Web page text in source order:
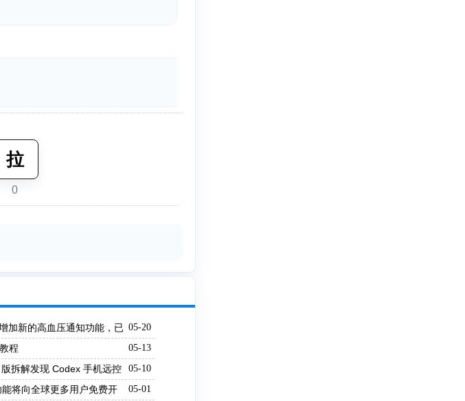
拉
0
05-20
加新的高血压通知功能，已
05-13
程
05-10
拆解发现 Codex 手机远控
05-01
将向全球更多用户免费开